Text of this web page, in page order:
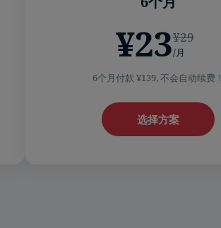
¥23¥29
/月
6个月付款 ¥139, 不会自动续费！
选择方案